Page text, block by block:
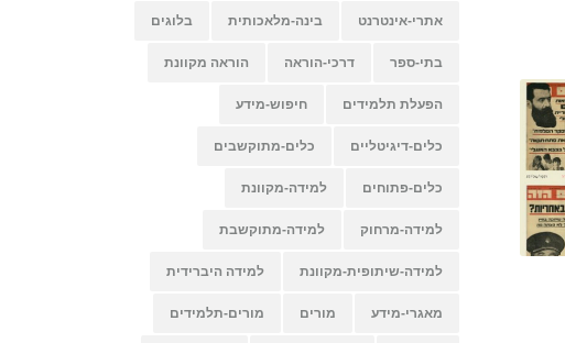
אתרי-אינטרנט בינה-מלאכותית בלוגים
בתי-ספר דרכי-הוראה הוראה מקוונת
הפעלת תלמידים חיפוש-מידע
כלים-דיגיטליים כלים-מתוקשבים
כלים-פתוחים למידה-מקוונת
למידה-מרחוק למידה-מתוקשבת
למידה-שיתופית-מקוונת למידה היברידית
מאגרי-מידע מורים מורים-תלמידים